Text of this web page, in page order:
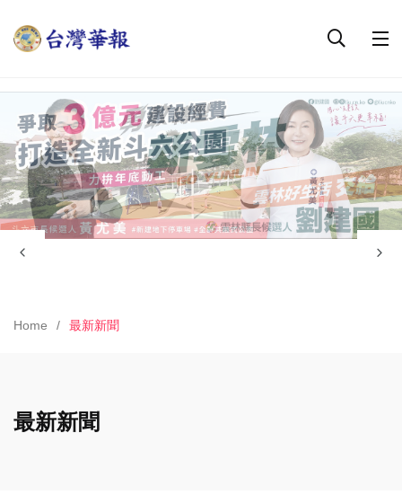
Home 最新新聞
最新新聞